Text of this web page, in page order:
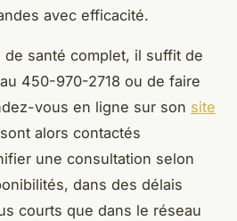
avec efficacité.
de santé complet, il suffit de
450-970-2718 ou de faire
vous en ligne sur son site
alors contactés
une consultation selon
dans des délais
courts que dans le réseau